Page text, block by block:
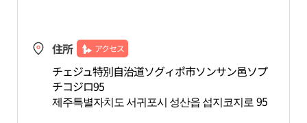
住所 アクセス
チェジュ特別自治道ソグィポ市ソンサン邑ソプ
チコジロ95
제주특별자치도 서귀포시 성산읍 섭지코지로 95